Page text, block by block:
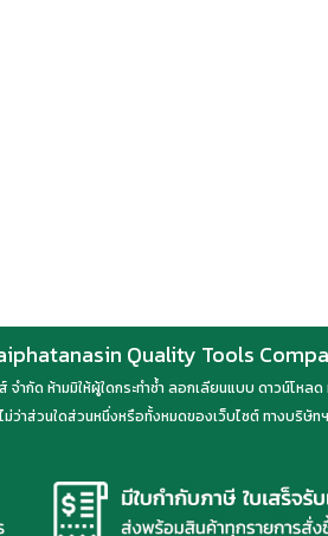
Quality Tools
ห้ามมิให้ผู้ใดกระทำซ้ำ ลอกเลียนแบบ ดาวน์โหลด
าส่วนใดส่วนหนึ่งหรือทั้งหมดของเว็บไซต์ ทางบริษัท